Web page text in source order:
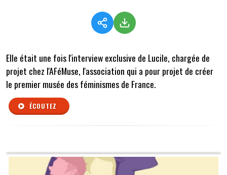
Elle était une fois l'interview exclusive de Lucile, chargée de
projet chez l'AFéMuse, l'association qui a pour projet de créer
le premier musée des féminismes de France.
ÉCOUTEZ